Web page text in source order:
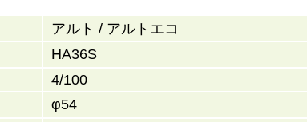
アルト / アルトエコ
HA36S
4/100
φ54